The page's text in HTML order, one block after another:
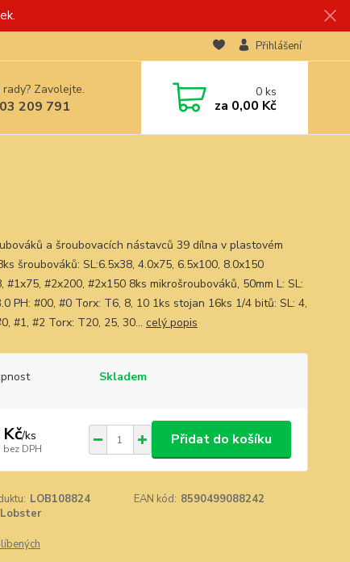
Přihlášení
Zavolejte.
209 791
0ks
za 0,00 Kč
a šroubovacích nástavců 39 dílna v plastovém
šroubováků: SL:6.5x38, 4.0x75, 6.5x100, 8.0x150
#1x75, #2x200, #2x150 8ks mikrošroubováků, 50mm L: SL:
PH: #00, #0 Torx: T6, 8, 10 1ks stojan 16ks 1/4 bitů: SL: 4,
#1, #2 Torx: T20, 25, 30... celý popis
Skladem
/ks
bez DPH
Přidat do košíku
LOB108824 EAN kód: 8590499088242
Lobster